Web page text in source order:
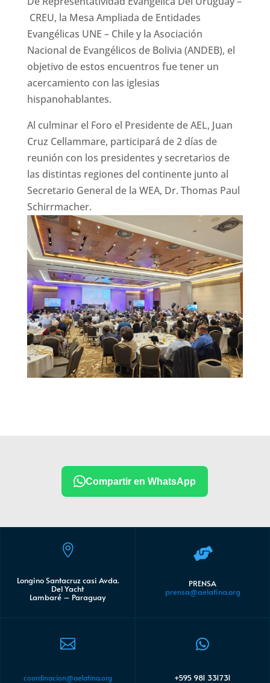
CREU, la Mesa Ampliada de Entidades
Evangélicas UNE – Chile y la Asociación
Nacional de Evangélicos de Bolivia (ANDEB), el
objetivo de estos encuentros fue tener un
acercamiento con las iglesias
hispanohablantes.
Al culminar el Foro el Presidente de AEL, Juan
Cruz Cellammare, participará de 2 días de
reunión con los presidentes y secretarios de
las distintas regiones del continente junto al
Secretario General de la WEA, Dr. Thomas Paul
Schirrmacher.
Compartir en WhatsApp

Longino Santacruz casi Avda.
Del Yacht
Lambaré – Paraguay

coordinacion@aelatina.org

PRENSA
prensa@aelatina.org

+595 981 331731